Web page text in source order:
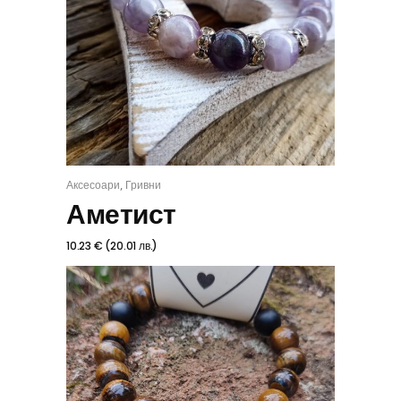
КУПИ
Аксесоари, Гривни
Аметист
10.23 € (20.01лв.)